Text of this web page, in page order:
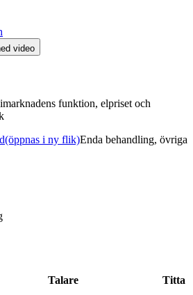
video
funktion, elpriset och
(öppnas i ny flik)Enda behandling, övriga
Talare Titta